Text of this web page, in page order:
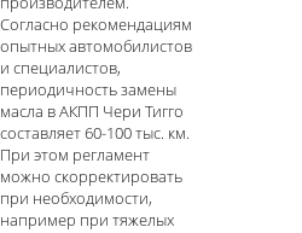
Согласно рекомендациям
опытных автомобилистов
и специалистов,
периодичность замены
масла в АКПП Чери Тигго
составляет 60-100 тыс. км.
При этом регламент
можно скорректировать
при необходимости,
например при тяжелых